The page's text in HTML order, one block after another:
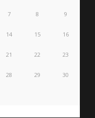
7 8 9
14 15 16
21 22 23
28 29 30